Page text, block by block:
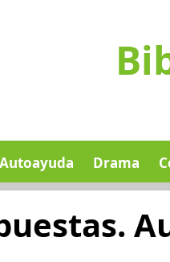
Autoayuda Drama